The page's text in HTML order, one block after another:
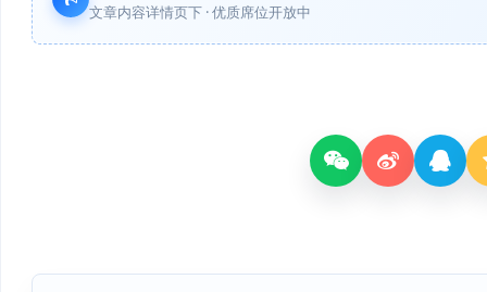
文章内容详情页下 · 优质席位开放中